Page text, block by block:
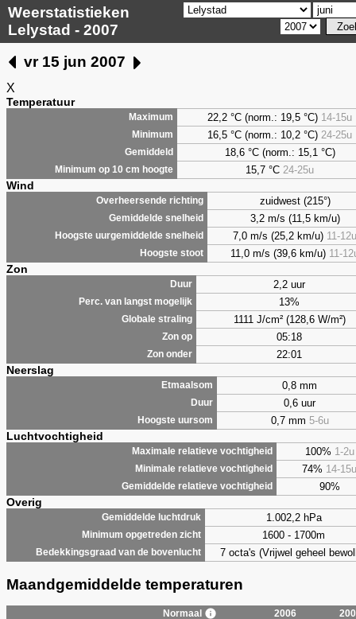
Weerstatistieken
Lelystad - 2007
vr 15 jun 2007
X
Temperatuur
Maximum 22,2 °C (norm.: 19,5 °C) 14-15u
Minimum 16,5 °C (norm.: 10,2 °C) 24-25u
Gemiddeld 18,6 °C (norm.: 15,1 °C)
Minimum op 10 cm hoogte 15,7 °C 24-25u
Wind
Overheersende richting zuidwest (215°)
Gemiddelde snelheid 3,2 m/s (11,5 km/u)
Hoogste uurgemiddelde snelheid 7,0 m/s (25,2 km/u) 11-12u
Hoogste stoot 11,0 m/s (39,6 km/u) 11-
Zon
Duur 2,2 uur
Perc. van langst mogelijk 13%
Globale straling 1111 J/cm² (128,6 W/m²)
Zon op 05:18
Zon onder 22:01
Neerslag
Etmaalsom 0,8 mm
Duur 0,6 uur
Hoogste uursom 0,7 mm 5-6u
Luchtvochtigheid
Maximale relatieve vochtigheid 100% 1-2u
Minimale relatieve vochtigheid 74% 14-15u
Gemiddelde relatieve vochtigheid 90%
Overig
Gemiddelde luchtdruk 1.002,2 hPa
Minimum opgetreden zicht 1600 - 1700m
Bedekkingsgraad van de bovenlucht 7 octa's (Vrijwel geheel
Maandgemiddelde temperaturen
Normaal 2006